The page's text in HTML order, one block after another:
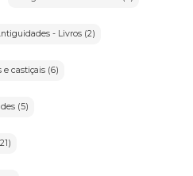
- Livros (2)
castiçais (6)
(5)